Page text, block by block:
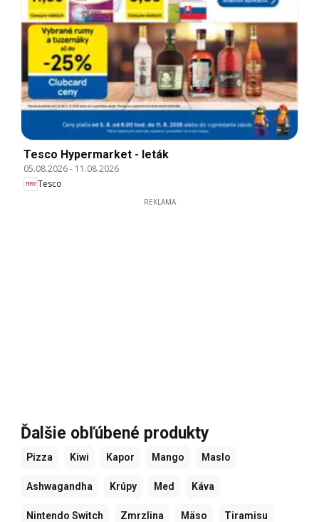
Tesco Hypermarket - leták
05.08.2026- 11.08.2026
Tesco
REKLAMA
Ďalšie obľúbené produkty
Pizza Kiwi Kapor Mango Maslo
Ashwagandha Krúpy Med Káva
Nintendo Switch Zmrzlina Mäso Tiramisu